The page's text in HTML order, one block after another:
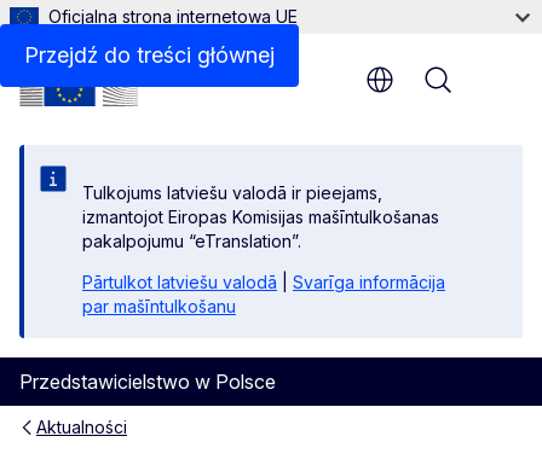
Przejdź do treści głównej
Oficjalna strona internetowa UE
Tulkojums latviešu valodā ir pieejams,
izmantojot Eiropas Komisijas mašīntulkošanas
pakalpojumu “eTranslation”.
Pārtulkot latviešu valodā
Svarīga informācija
par mašīntulkošanu
Przedstawicielstwo w Polsce
Menu
Aktualności